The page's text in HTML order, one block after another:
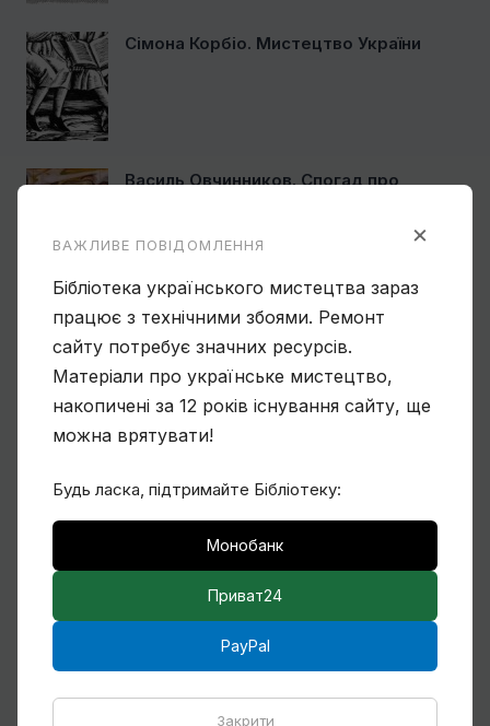
Сімона Корбіо. Мистецтво України
Василь Овчинников. Спогад про
Ще один учень Нарбута і його
«Енеїда»
Спогади Марії Котляревської про
×
ВАЖЛИВЕ ПОВІДОМЛЕННЯ
Бібліотека українського мистецтва зараз
працює з технічними збоями. Ремонт
сайту потребує значних ресурсів.
Матеріали про українське мистецтво,
накопичені за 12 років існування сайту, ще
можна врятувати!
Будь ласка, підтримайте Бібліотеку:
Монобанк
Приват24
PayPal
Закрити